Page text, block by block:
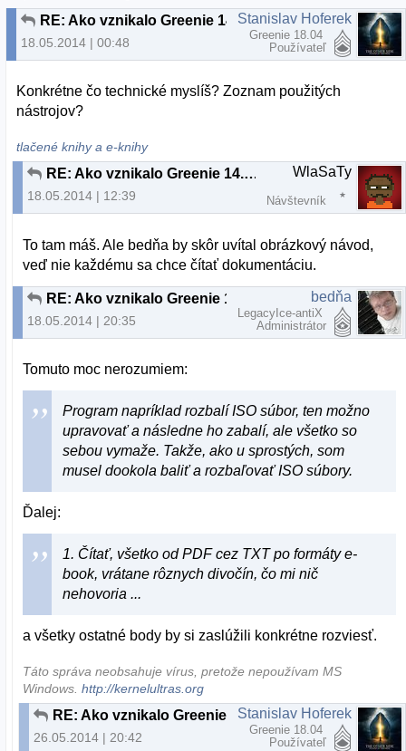
RE: Ako vznikalo Greenie 14.04.x
18.05.2014 | 00:48
Stanislav Hoferek
Greenie 18.04
Používateľ
Konkrétne čo technické myslíš? Zoznam použitých
nástrojov?
tlačené knihy a e-knihy
RE: Ako vznikalo Greenie 14.04.x
18.05.2014 | 12:39
WlaSaTy
Návštevník
To tam máš. Ale bedňa by skôr uvítal obrázkový návod,
veď nie každému sa chce čítať dokumentáciu.
18.05.2014 | 20:35
bedňa
LegacyIce-antiX
Administrátor
Tomuto moc nerozumiem:
Program napríklad rozbalí ISO súbor, ten možno
upravovať a následne ho zabalí, ale všetko so
sebou vymaže. Takže, ako u sprostých, som
musel dookola baliť a rozbaľovať ISO súbory.
Ďalej:
1. Čítať, všetko od PDF cez TXT po formáty e-
book, vrátane rôznych divočín, čo mi nič
nehovoria ...
a všetky ostatné body by si zaslúžili konkrétne rozviesť.
Táto správa neobsahuje vírus, pretože nepoužívam MS
Windows.http://kernelultras.org
RE: Ako vznikalo Greenie 14.04.x
26.05.2014 | 20:42
Stanislav Hoferek
Greenie 18.04
Používateľ